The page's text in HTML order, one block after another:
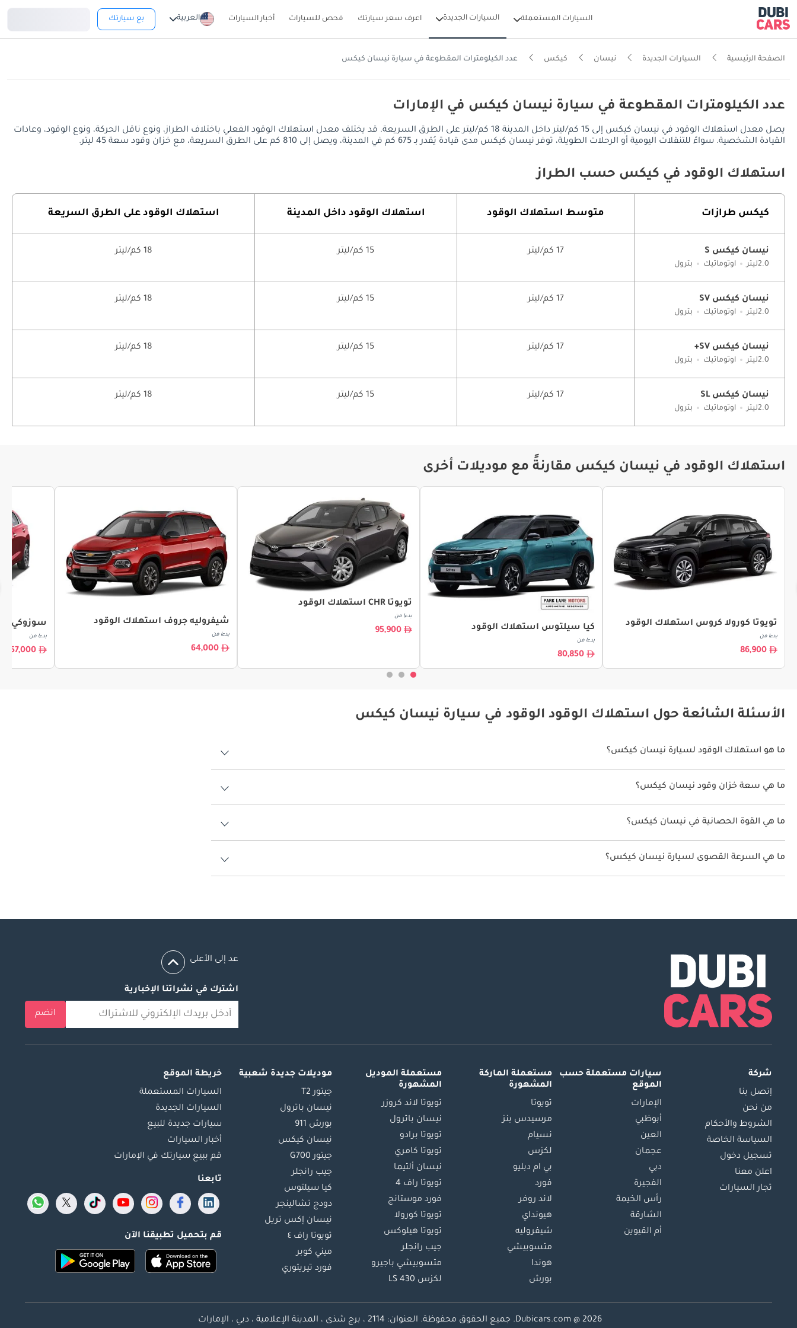
السيارات المستعملة السيارات الجديدة اعرف سعر سيارتك فحص للسيارات أخبار السيارات العربية بع سيارتك
الصفحة الرئيسية السيارات الجديدة نيسان كيكس عدد الكيلومترات المقطوعة في سيارة نيسان كيكس
عدد الكيلومترات المقطوعة في سيارة نيسان كيكس في الإمارات
يصل معدل استهلاك الوقود في نيسان كيكس إلى 15 كم/ليتر داخل المدينة 18 كم/ليتر على الطرق السريعة. قد يختلف معدل استهلاك الوقود الفعلي باختلاف الطراز، ونوع ناقل الحركة، ونوع الوقود، وعادات
القيادة الشخصية. سواءً للتنقلات اليومية أو الرحلات الطويلة، توفر نيسان كيكس مدى قيادة يُقدر بـ 675 كم في المدينة، ويصل إلى 810 كم على الطرق السريعة، مع خزان وقود سعة 45 ليتر.
استهلاك الوقود في كيكس حسب الطراز
كيكس طرازات متوسط ​​استهلاك الوقود استهلاك الوقود داخل المدينة استهلاك الوقود على الطرق السريعة
نيسان كيكس S
2.0ليتر اوتوماتيك بترول
17 كم/ليتر 15 كم/ليتر 18 كم/ليتر
نيسان كيكس SV
2.0ليتر اوتوماتيك بترول
17 كم/ليتر 15 كم/ليتر 18 كم/ليتر
نيسان كيكس SV+
2.0ليتر اوتوماتيك بترول
17 كم/ليتر 15 كم/ليتر 18 كم/ليتر
نيسان كيكس SL
2.0ليتر اوتوماتيك بترول
17 كم/ليتر 15 كم/ليتر 18 كم/ليتر
استهلاك الوقود في نيسان كيكس مقارنةً مع موديلات أخرى
تويوتا كورولا كروس استهلاك الوقود
بدءا من
86,900
كيا سيلتوس استهلاك الوقود
بدءا من
80,850
تويوتا CHR استهلاك الوقود
بدءا من
95,900
شيفروليه جروف استهلاك الوقود
بدءا من
64,000
سوزوكي
بدءا من
57,000
الأسئلة الشائعة حول استهلاك الوقود الوقود في سيارة نيسان كيكس
ما هو استهلاك الوقود لسيارة نيسان كيكس؟
يتراوح استهلاك الوقود لسيارة نيسان كيكس بين 15 كم/ليتر.
ما هي سعة خزان وقود نيسان كيكس؟
سعة خزان وقود نيسان كيكس 45 ليتر.
ما هي القوة الحصانية في نيسان كيكس؟
تنتج نيسان كيكس قوة 142 حصان.
ما هي السرعة القصوى لسيارة نيسان كيكس؟
السرعة القصوى لسيارة نيسان كيكس هي 220 كم/الساعة.
عد إلى الأعلى
اشترك في نشراتنا الإخبارية
انضم
شركة
إتصل بنا
من نحن
الشروط والأحكام
السياسة الخاصة
تسجيل دخول
اعلن معنا
تجار السيارات
سيارات مستعملة حسب
الموقع
الإمارات
أبوظبي
العين
عجمان
دبي
الفجيرة
رأس الخيمة
الشارقة
أم القيوين
مستعملة الماركة
المشهورة
تويوتا
مرسيدس بنز
نسيام
لكزس
بي ام دبليو
فورد
لاند روفر
هيونداي
شيفروليه
متسوبيشي
هوندا
بورش
مستعملة الموديل
المشهورة
تويوتا لاند كروزر
نيسان باترول
تويوتا برادو
تويوتا كامري
نيسان ألتيما
تويوتا راف 4
فورد موستانج
تويوتا كورولا
تويوتا هيلوكس
جيب رانجلر
متسوبيشي باجيرو
لكزس LS 430
موديلات جديدة شعبية
جيتور T2
نيسان باترول
بورش 911
نيسان كيكس
جيتور G700
جيب رانجلر
كيا سيلتوس
دودج تشالينجر
نيسان إكس تريل
تويوتا راف ٤
ميني كوبر
فورد تيريتوري
خريطة الموقع
السيارات المستعملة
السيارات الجديدة
سيارات جديدة للبيع
أخبار السيارات
قم ببيع سيارتك في الإمارات
تابعنا
قم بتحميل تطبيقنا الآن
Dubicars.com @ 2026. جميع الحقوق محفوظة. العنوان: 2114 ، برج شذى ، المدينة الإعلامية ، دبي ، الإمارات